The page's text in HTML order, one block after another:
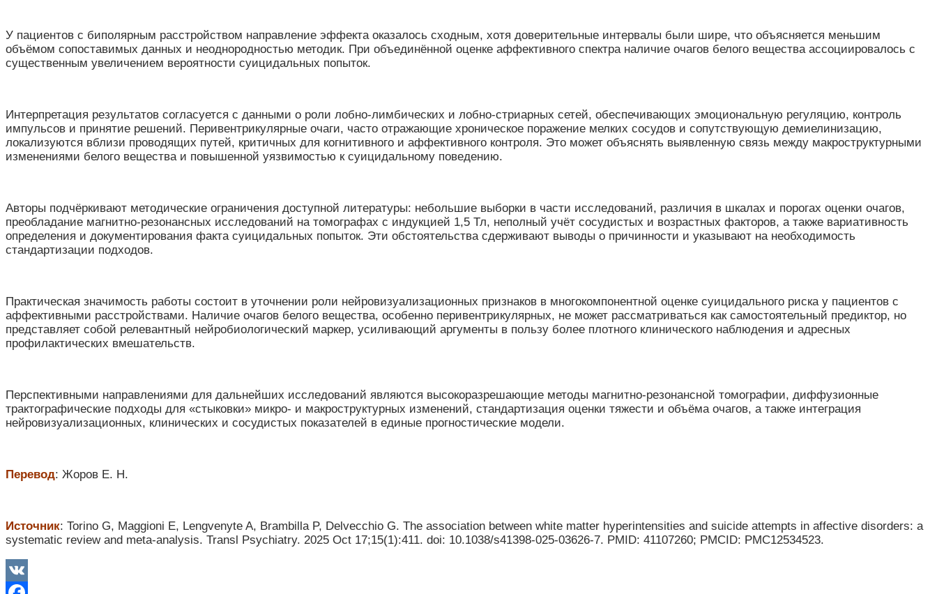
У пациентов с биполярным расстройством направление эффекта оказалось сходным, хотя доверительные интервалы были шире, что объясняется меньшим
объёмом сопоставимых данных и неоднородностью методик. При объединённой оценке аффективного спектра наличие очагов белого вещества ассоциировалось с
существенным увеличением вероятности суицидальных попыток.
Интерпретация результатов согласуется с данными о роли лобно-лимбических и лобно-стриарных сетей, обеспечивающих эмоциональную регуляцию, контроль
импульсов и принятие решений. Перивентрикулярные очаги, часто отражающие хроническое поражение мелких сосудов и сопутствующую демиелинизацию,
локализуются вблизи проводящих путей, критичных для когнитивного и аффективного контроля. Это может объяснять выявленную связь между макроструктурными
изменениями белого вещества и повышенной уязвимостью к суицидальному поведению.
Авторы подчёркивают методические ограничения доступной литературы: небольшие выборки в части исследований, различия в шкалах и порогах оценки очагов,
преобладание магнитно-резонансных исследований на томографах с индукцией 1,5 Тл, неполный учёт сосудистых и возрастных факторов, а также вариативность
определения и документирования факта суицидальных попыток. Эти обстоятельства сдерживают выводы о причинности и указывают на необходимость
стандартизации подходов.
Практическая значимость работы состоит в уточнении роли нейровизуализационных признаков в многокомпонентной оценке суицидального риска у пациентов с
аффективными расстройствами. Наличие очагов белого вещества, особенно перивентрикулярных, не может рассматриваться как самостоятельный предиктор, но
представляет собой релевантный нейробиологический маркер, усиливающий аргументы в пользу более плотного клинического наблюдения и адресных
профилактических вмешательств.
Перспективными направлениями для дальнейших исследований являются высокоразрешающие методы магнитно-резонансной томографии, диффузионные
трактографические подходы для «стыковки» микро- и макроструктурных изменений, стандартизация оценки тяжести и объёма очагов, а также интеграция
нейровизуализационных, клинических и сосудистых показателей в единые прогностические модели.
Перевод: Жоров Е. Н.
Источник: Torino G, Maggioni E, Lengvenyte A, Brambilla P, Delvecchio G. The association between white matter hyperintensities and suicide attempts in affective disorders: a
systematic review and meta-analysis. Transl Psychiatry. 2025 Oct 17;15(1):411. doi: 10.1038/s41398-025-03626-7. PMID: 41107260; PMCID: PMC12534523.